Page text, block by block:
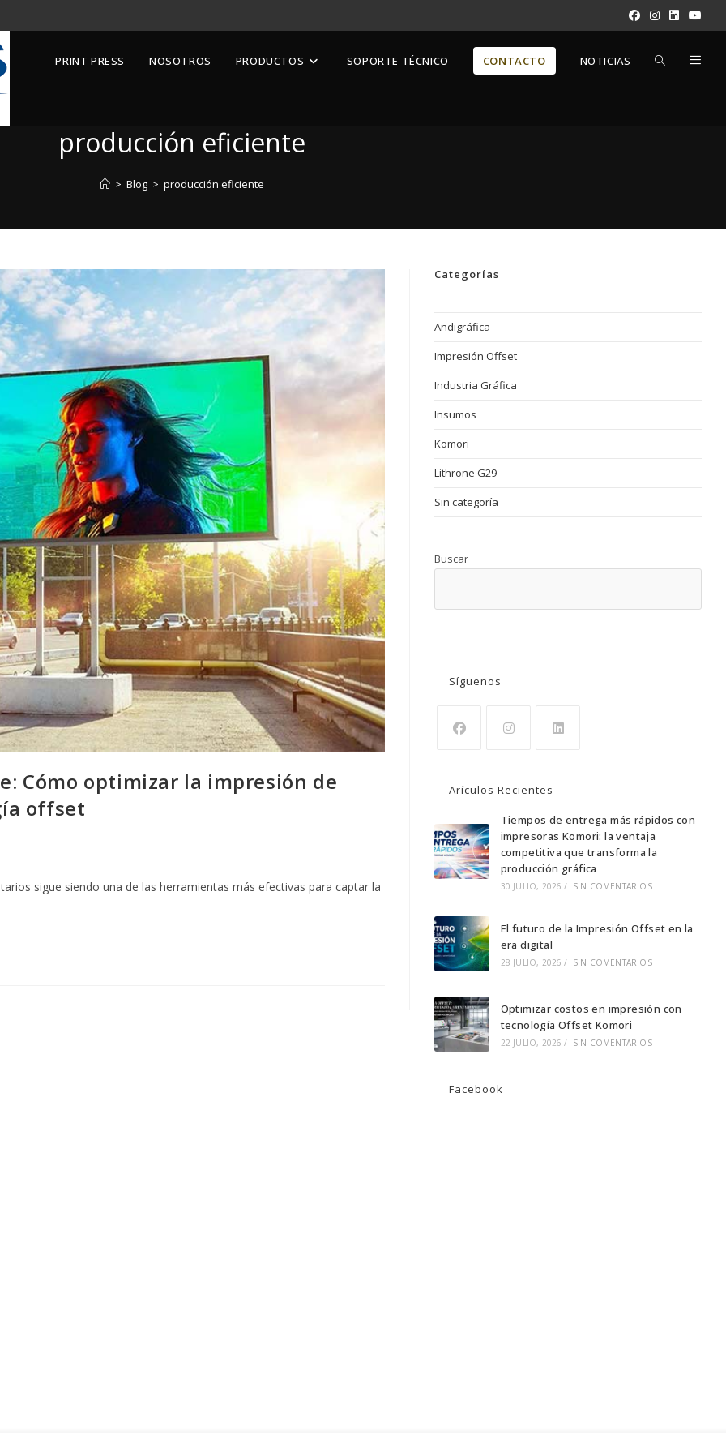
PRINT PRESS NOSOTROS PRODUCTOS SOPORTE TÉCNICO CONTACTO NOTICIAS ALTERNAR
producción eficiente
> Blog > producción eficiente
Cómo optimizar la impresión de
offset
sigue siendo una de las herramientas más efectivas para captar la
Categorías
Andigráfica
Impresión Offset
Industria Gráfica
Insumos
Komori
Lithrone G29
Sin categoría
Buscar
Síguenos
una
nueva
pestaña
una
nueva
pestaña
una
nueva
pestaña
Arículos Recientes
Tiempos de entrega más rápidos con
impresoras Komori: la ventaja
competitiva que transforma la
producción gráfica
30 JULIO, 2026 / SIN COMENTARIOS
El futuro de la Impresión Offset en la
era digital
28 JULIO, 2026 / SIN COMENTARIOS
Optimizar costos en impresión con
tecnología Offset Komori
22 JULIO, 2026 / SIN COMENTARIOS
Facebook